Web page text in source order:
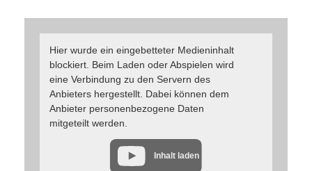
Hier wurde ein eingebetteter Medieninhalt
blockiert. Beim Laden oder Abspielen wird
eine Verbindung zu den Servern des
Anbieters hergestellt. Dabei können dem
Anbieter personenbezogene Daten
mitgeteilt werden.
Inhalt laden